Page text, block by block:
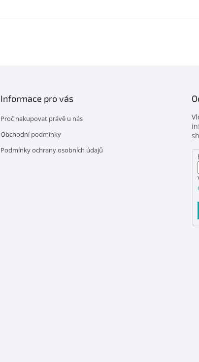
Informace pro vás
Proč nakupovat právě u nás
Obchodní podmínky
Podmínky ochrany osobních údajů